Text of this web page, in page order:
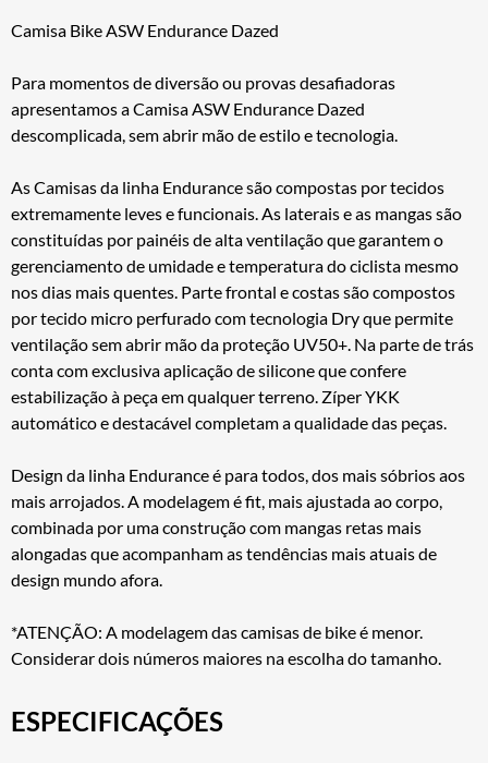
Camisa Bike ASW Endurance Dazed
Para momentos de diversão ou provas desafiadoras
apresentamos a Camisa ASW Endurance Dazed
descomplicada, sem abrir mão de estilo e tecnologia.
As Camisas da linha Endurance são compostas por tecidos
extremamente leves e funcionais. As laterais e as mangas são
constituídas por painéis de alta ventilação que garantem o
gerenciamento de umidade e temperatura do ciclista mesmo
nos dias mais quentes. Parte frontal e costas são compostos
por tecido micro perfurado com tecnologia Dry que permite
ventilação sem abrir mão da proteção UV50+. Na parte de trás
conta com exclusiva aplicação de silicone que confere
estabilização à peça em qualquer terreno. Zíper YKK
automático e destacável completam a qualidade das peças.
Design da linha Endurance é para todos, dos mais sóbrios aos
mais arrojados. A modelagem é fit, mais ajustada ao corpo,
combinada por uma construção com mangas retas mais
alongadas que acompanham as tendências mais atuais de
design mundo afora.
*ATENÇÃO: A modelagem das camisas de bike é menor.
Considerar dois números maiores na escolha do tamanho.
ESPECIFICAÇÕES